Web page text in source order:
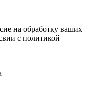
на обработку ваших
с политикой